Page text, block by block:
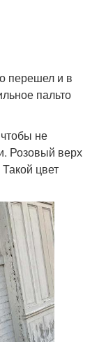
перешел и в
пальто
не
Розовый верх
цвет